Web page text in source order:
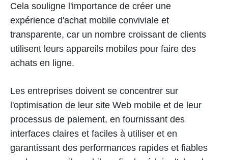
Cela souligne l'importance de créer une
expérience d'achat mobile conviviale et
transparente, car un nombre croissant de clients
utilisent leurs appareils mobiles pour faire des
achats en ligne.
Les entreprises doivent se concentrer sur
l'optimisation de leur site Web mobile et de leur
processus de paiement, en fournissant des
interfaces claires et faciles à utiliser et en
garantissant des performances rapides et fiables